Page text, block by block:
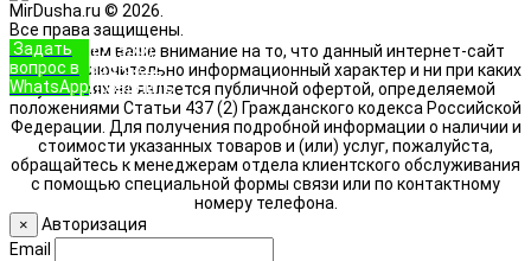
MirDusha.ru © 2026.
Все права защищены.
Обращаем ваше внимание на то, что данный интернет-сайт
носит исключительно информационный характер и ни при каких
условиях не является публичной офертой, определяемой
положениями Статьи 437 (2) Гражданского кодекса Российской
Федерации. Для получения подробной информации о наличии и
стоимости указанных товаров и (или) услуг, пожалуйста,
обращайтесь к менеджерам отдела клиентского обслуживания
с помощью специальной формы связи или по контактному
номеру телефона.
Задать
вопрос в
WhatsApp
+7 (933)
888-8322
Позвонить
×
Авторизация
Email